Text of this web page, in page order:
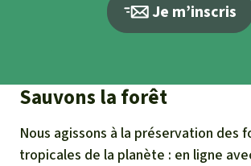
Je m’inscris
Sauvons la forêt
Nous agissons à la préservation des
tropicales de la planète : en ligne